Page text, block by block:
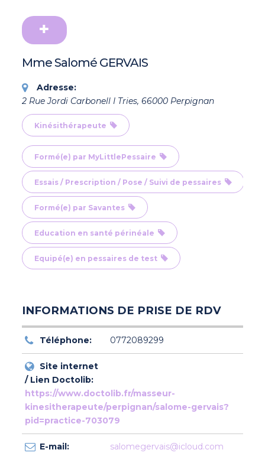
Mme Salomé GERVAIS
Adresse:
2 Rue Jordi Carbonell I Tries, 66000 Perpignan
Kinésithérapeute
Formé(e) par MyLittlePessaire
Essais / Prescription / Pose / Suivi de pessaires
Formé(e) par Savantes
Education en santé périnéale
Equipé(e) en pessaires de test
INFORMATIONS DE PRISE DE RDV
Téléphone: 0772089299
Site internet
/ Lien Doctolib:
https://www.doctolib.fr/masseur-
kinesitherapeute/perpignan/salome-gervais?
pid=practice-703079
E-mail: salomegervais@icloud.com